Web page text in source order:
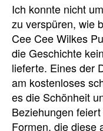
Ich konnte nicht
zu verspüren, wie
Cee Cee Wilkes
die Geschichte
lieferte. Eines der
am kostenloses
es die Schönheit
Beziehungen
Formen, die diese